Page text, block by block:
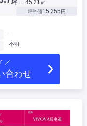
坪 ＝ 45.21㎡
坪単価15,255円
-
不明
／
合わせ